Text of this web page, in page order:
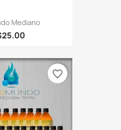
Mediano
favorite_border